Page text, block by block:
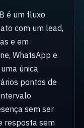
é um fluxo
com um lead,
e em
WhatsApp e
única
pontos de
sem ser
resposta sem